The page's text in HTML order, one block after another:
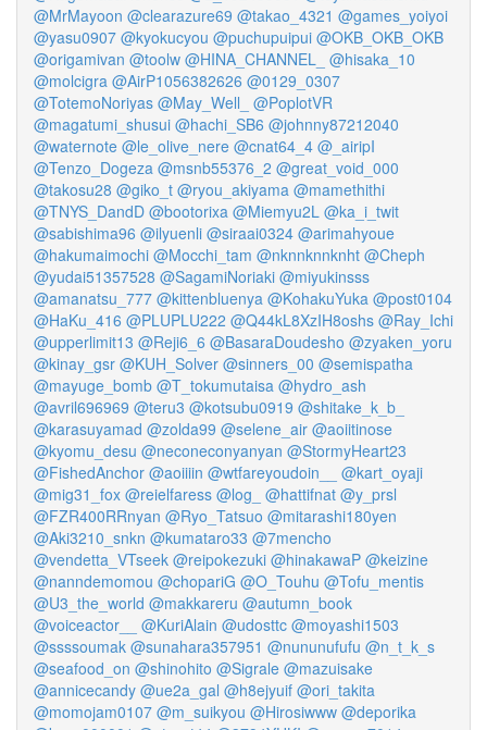
@MrMayoon @clearazure69 @takao_4321 @games_yoiyoi
@yasu0907 @kyokucyou @puchupuipui @OKB_OKB_OKB
@origamivan @toolw @HINA_CHANNEL_ @hisaka_10
@molcigra @AirP1056382626 @0129_0307
@TotemoNoriyas @May_Well_
@PoplotVR
@magatumi_shusui @hachi_SB6 @johnny87212040
@waternote @le_olive_nere @cnat64_4 @_airipI
@Tenzo_Dogeza @msnb55376_2 @great_void_000
@takosu28 @giko_t @ryou_akiyama @mamethithi
@TNYS_DandD @bootorixa @Miemyu2L @ka_i_twit
@sabishima96 @ilyuenli @siraai0324 @arimahyoue
@hakumaimochi @Mocchi_tam @nknnknnknht @Cheph
@yudai51357528 @SagamiNoriaki @miyukinsss
@amanatsu_777 @kittenbluenya @KohakuYuka @post0104
@HaKu_416 @PLUPLU222 @Q44kL8XzIH8oshs @Ray_Ichi
@upperlimit13 @Reji6_6 @BasaraDoudesho @zyaken_yoru
@kinay_gsr @KUH_Solver @sinners_00 @semispatha
@mayuge_bomb @T_tokumutaisa @hydro_ash
@avril696969 @teru3 @kotsubu0919 @shitake_k_b_
@karasuyamad @zolda99 @selene_air @aoiitinose
@kyomu_desu @neconeconyanyan @StormyHeart23
@FishedAnchor @aoiiiin @wtfareyoudoin__
@kart_oyaji
@mig31_fox @reielfaress @log_ @hattifnat @y_prsl
@FZR400RRnyan @Ryo_Tatsuo @mitarashi180yen
@Aki3210_snkn @kumataro33 @7mencho
@vendetta_VTseek @reipokezuki @hinakawaP @keizine
@nanndemomou @chopariG @O_Touhu @Tofu_mentis
@U3_the_world @makkareru @autumn_book
@voiceactor__
@KuriAlain @udosttc @moyashi1503
@ssssoumak @sunahara357951 @nununufufu @n_t_k_s
@seafood_on @shinohito @Sigrale @mazuisake
@annicecandy @ue2a_gal @h8ejyuif @ori_takita
@momojam0107 @m_suikyou @Hirosiwww @deporika